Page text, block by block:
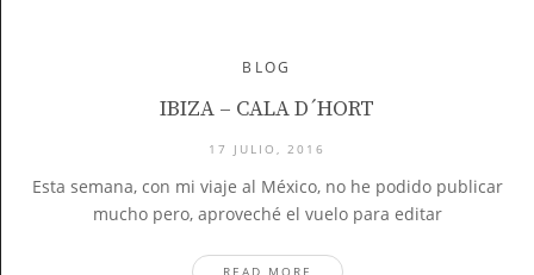
BLOG
IBIZA – CALA D´HORT
17 JULIO, 2016
Esta semana, con mi viaje al México, no he podido publicar
mucho pero, aproveché el vuelo para editar
READ MORE